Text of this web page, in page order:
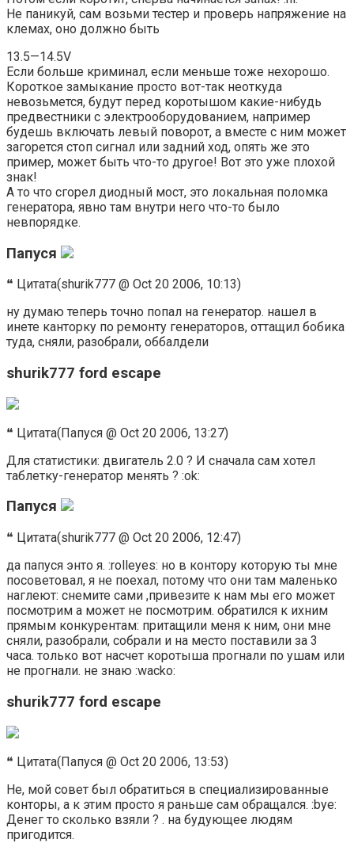
Не паникуй, сам возьми тестер и проверь напряжение на
клемах, оно должно быть
13.5—14.5V
Если больше криминал, если меньше тоже нехорошо.
Короткое замыкание просто вот-так неоткуда
невозьмется, будут перед коротышом какие-нибудь
предвестники с электрооборудованием, например
будешь включать левый поворот, а вместе с ним может
загорется стоп сигнал или задний ход, опять же это
пример, может быть что-то другое! Вот это уже плохой
знак!
А то что сгорел диодный мост, это локальная поломка
генератора, явно там внутри него что-то было
невпорядке.
Папуся
❝ Цитата(shurik777 @ Oct 20 2006, 10:13)
ну думаю теперь точно попал на генератор. нашел в
инете канторку по ремонту генераторов, оттащил бобика
туда, сняли, разобрали, оббалдели
shurik777 ford escape
❝ Цитата(Папуся @ Oct 20 2006, 13:27)
Для статистики: двигатель 2.0 ? И сначала сам хотел
таблетку-генератор менять ? :ok:
Папуся
❝ Цитата(shurik777 @ Oct 20 2006, 12:47)
да папуся энто я. :rolleyes: но в контору которую ты мне
посоветовал, я не поехал, потому что они там маленько
наглеют: снемите сами ,привезите к нам мы его может
посмотрим а может не посмотрим. обратился к ихним
прямым конкурентам: притащили меня к ним, они мне
сняли, разобрали, собрали и на место поставили за 3
часа. только вот насчет коротыша прогнали по ушам или
не прогнали. не знаю :wacko:
shurik777 ford escape
❝ Цитата(Папуся @ Oct 20 2006, 13:53)
Не, мой совет был обратиться в специализированные
конторы, а к этим просто я раньше сам обращался. :bye:
Денег то сколько взяли ? . на будующее людям
пригодится.